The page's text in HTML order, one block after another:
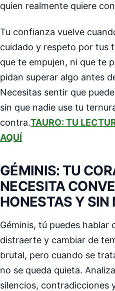
quien realmente quiere
Tu confianza vuelve
cuidado y respeto por tus
que te empujen, ni que te
pidan superar algo antes
Necesitas sentir que
sin que nadie use tu
contra.TAURO: TU
AQUÍ
GÉMINIS: TU
NECESITA
HONESTAS Y
Géminis, tú puedes hablar
distraerte y cambiar de
brutal, pero cuando se
no se queda quieta.
silencios, contradicciones